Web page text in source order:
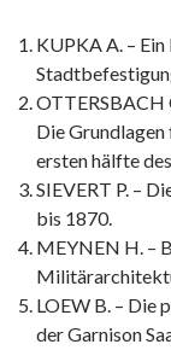
KUPKA A. –
OTTERSBACH
Die Grundlagen
ersten hälfte
SIEVERT P. –
bis 1870.
MEYNEN H. –
LOEW B. – Die
der Garnison